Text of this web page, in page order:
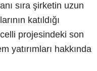
sıra şirketin uzun
katıldığı
projesindeki son
yatırımları hakkında